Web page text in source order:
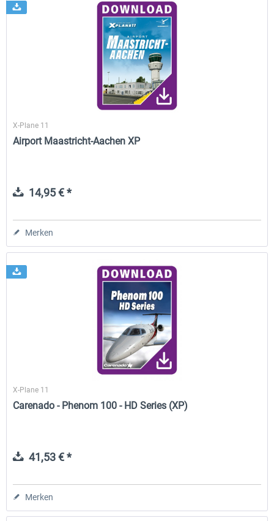
X-Plane 11
Airport Maastricht-Aachen XP
14,95 € *
Merken
X-Plane 11
Carenado - Phenom 100 - HD Series (XP)
41,53 € *
Merken